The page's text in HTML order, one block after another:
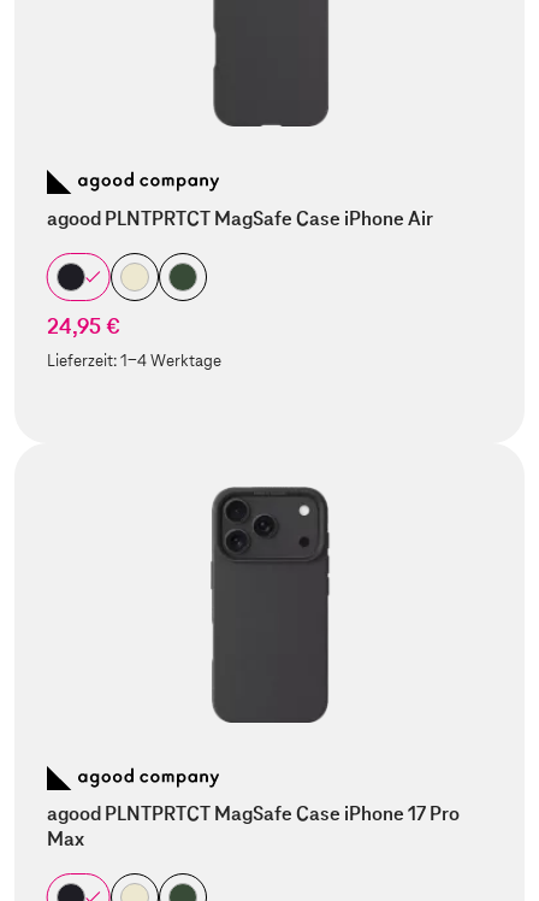
agood PLNTPRTCT MagSafe Case iPhone Air
24,95 €
Lieferzeit:1-4 Werktage
agood PLNTPRTCT MagSafe Case iPhone 17 Pro
Max